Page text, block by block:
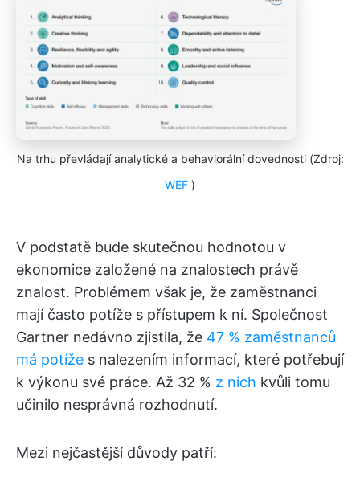
Na trhu převládají analytické a behaviorální dovednosti (Zdroj:
WEF )
V podstatě bude skutečnou hodnotou v
ekonomice založené na znalostech právě
znalost. Problémem však je, že zaměstnanci
mají často potíže s přístupem k ní. Společnost
Gartner nedávno zjistila, že 47 % zaměstnanců
má potíže s nalezením informací, které potřebují
k výkonu své práce. Až 32 % z nich kvůli tomu
učinilo nesprávná rozhodnutí.
Mezi nejčastější důvody patří: